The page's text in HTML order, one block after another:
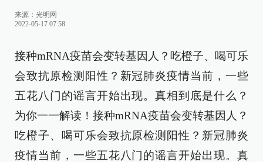
来源： 光明网
2022-05-17 07:58
接种mRNA疫苗会变转基因人？吃橙子、喝可乐
会致抗原检测阳性？新冠肺炎疫情当前，一些
五花八门的谣言开始出现。真相到底是什么？
为你一一解读！ 接种mRNA疫苗会变转基因人？
吃橙子、喝可乐会致抗原检测阳性？新冠肺炎
疫情当前，一些五花八门的谣言开始出现。真